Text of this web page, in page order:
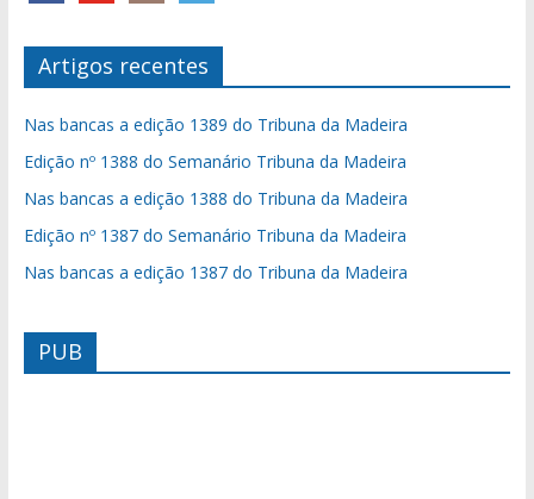
Artigos recentes
Nas bancas a edição 1389 do Tribuna da Madeira
Edição nº 1388 do Semanário Tribuna da Madeira
Nas bancas a edição 1388 do Tribuna da Madeira
Edição nº 1387 do Semanário Tribuna da Madeira
Nas bancas a edição 1387 do Tribuna da Madeira
PUB